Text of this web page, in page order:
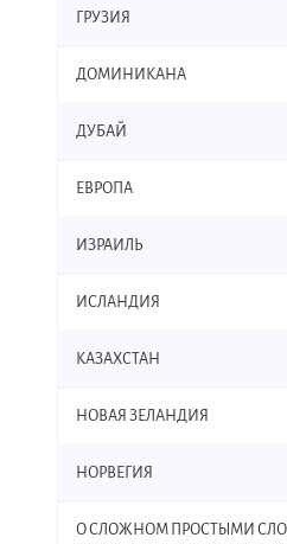
ГРУЗИЯ
ДОМИНИКАНА
ДУБАЙ
ЕВРОПА
ИЗРАИЛЬ
ИСЛАНДИЯ
КАЗАХСТАН
НОВАЯ ЗЕЛАНДИЯ
НОРВЕГИЯ
О СЛОЖНОМ ПРОСТЫМИ